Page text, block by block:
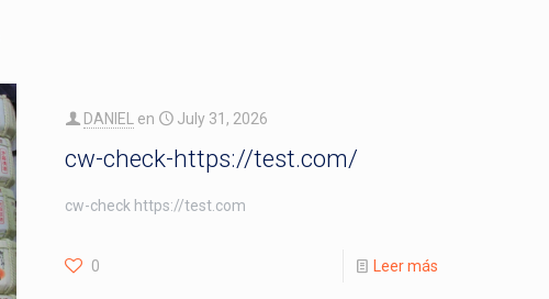
DANIEL en July 31, 2026
cw-check-https://test.com/
cw-check https://test.com
0 Leer más